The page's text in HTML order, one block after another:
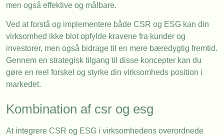
men også effektive og målbare.
Ved at forstå og implementere både CSR og ESG kan din
virksomhed ikke blot opfylde kravene fra kunder og
investorer, men også bidrage til en mere bæredygtig fremtid.
Gennem en strategisk tilgang til disse koncepter kan du
gøre en reel forskel og styrke din virksomheds position i
markedet.
Kombination af csr og esg
At integrere CSR og ESG i virksomhedens overordnede